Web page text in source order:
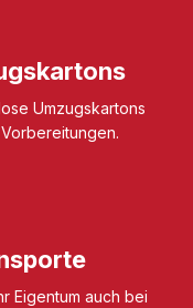
Umzugskartons
Eigentum auch bei